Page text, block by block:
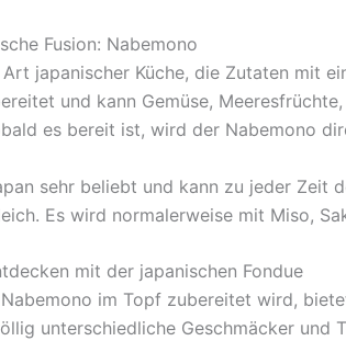
Fusion: Nabemono
japanischer Küche, die Zutaten mit
und kann Gemüse,
es bereit ist, wird der Nabemono
sehr beliebt und kann zu jeder Zeit
Es wird normalerweise mit Miso,
mit der japanischen Fondue
im Topf zubereitet wird,
unterschiedliche Geschmäcker